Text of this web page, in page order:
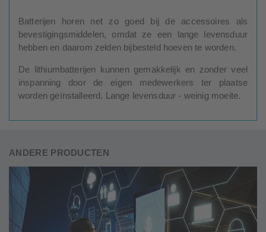
Batterijen horen net zo goed bij de accessoires als
bevestigingsmiddelen, omdat ze een lange levensduur
hebben en daarom zelden bijbesteld hoeven te worden.
De lithiumbatterijen kunnen gemakkelijk en zonder veel
inspanning door de eigen medewerkers ter plaatse
worden geïnstalleerd. Lange levensduur - weinig moeite.
ANDERE PRODUCTEN